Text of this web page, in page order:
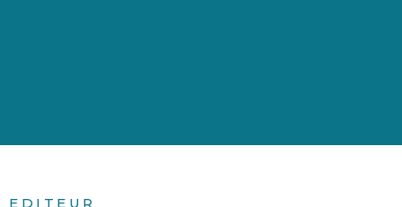
EDITEUR